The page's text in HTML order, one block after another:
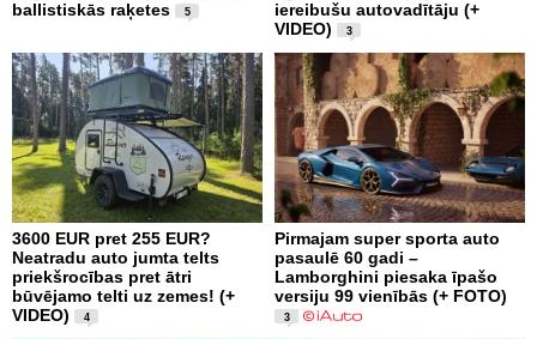
ballistiskās raķetes
5
iereibušu autovadītāju (+
VIDEO)
3
3600 EUR pret 255 EUR?
Neatradu auto jumta telts
priekšrocības pret ātri
būvējamo telti uz zemes! (+
VIDEO)
4
Pirmajam super sporta auto
pasaulē 60 gadi –
Lamborghini piesaka īpašo
versiju 99 vienībās (+ FOTO)
3